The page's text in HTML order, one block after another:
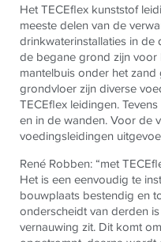
HetTECEflex kunststof
meeste delen van de
drinkwaterinstallaties in de
de begane grond zijn voor
mantelbuis onder het
grondvloer zijn diverse
TECEflex leidingen.
en in de wanden. Voor de
voedingsleidingen
René Robben: “metTECE
Het is een eenvoudig te
bouwplaats bestendig en
onderscheidt van derden
vernauwing zit. Dit komt